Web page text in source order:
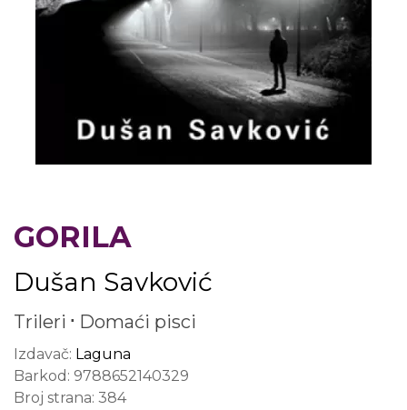
GORILA
Dušan Savković
Trileri Domaći pisci
Izdavač: Laguna
Barkod: 9788652140329
Broj strana: 384